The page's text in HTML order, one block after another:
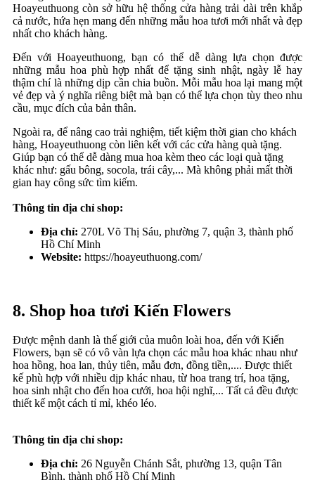
Hoayeuthuong còn sở hữu hệ thống cửa hàng trải dài trên khắp
cả nước, hứa hẹn mang đến những mẫu hoa tươi mới nhất và đẹp
nhất cho khách hàng.
Đến với Hoayeuthuong, bạn có thể dễ dàng lựa chọn được
những mẫu hoa phù hợp nhất để tặng sinh nhật, ngày lễ hay
thậm chí là những dịp cần chia buồn. Mỗi mẫu hoa lại mang một
vẻ đẹp và ý nghĩa riêng biệt mà bạn có thể lựa chọn tùy theo nhu
cầu, mục đích của bản thân.
Ngoài ra, để nâng cao trải nghiệm, tiết kiệm thời gian cho khách
hàng, Hoayeuthuong còn liên kết với các cửa hàng quà tặng.
Giúp bạn có thể dễ dàng mua hoa kèm theo các loại quà tặng
khác như: gấu bông, socola, trái cây,... Mà không phải mất thời
gian hay công sức tìm kiếm.
Thông tin địa chỉ shop:
Địa chỉ: 270L Võ Thị Sáu, phường 7, quận 3, thành phố
Hồ Chí Minh
Website: https://hoayeuthuong.com/
8. Shop hoa tươi Kiến Flowers
Được mệnh danh là thế giới của muôn loài hoa, đến với Kiến
Flowers, bạn sẽ có vô vàn lựa chọn các mẫu hoa khác nhau như
hoa hồng, hoa lan, thủy tiên, mẫu đơn, đồng tiền,.... Được thiết
kế phù hợp với nhiều dịp khác nhau, từ hoa trang trí, hoa tặng,
hoa sinh nhật cho đến hoa cưới, hoa hội nghĩ,... Tất cả đều được
thiết kế một cách tỉ mỉ, khéo léo.
Thông tin địa chỉ shop:
Địa chỉ: 26 Nguyễn Chánh Sắt, phường 13, quận Tân
Bình, thành phố Hồ Chí Minh